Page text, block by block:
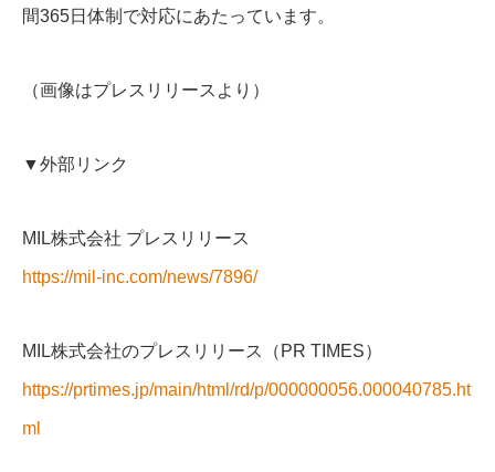
間365日体制で対応にあたっています。
（画像はプレスリリースより）
▼外部リンク
MIL株式会社 プレスリリース
https://mil-inc.com/news/7896/
MIL株式会社のプレスリリース（PR TIMES）
https://prtimes.jp/main/html/rd/p/000000056.000040785.ht
ml